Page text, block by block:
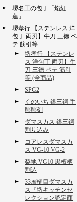
堺名工の包丁「焔紅
蓮」
堺孝行 【ステンレス 洋
包丁 両刃】牛刀 三徳 ペ
テ 筋引等
堺孝行 【ステンレ
ス 洋包丁 両刃】牛
刀 三徳 ペテ 筋引
等 (全商品)
SPG2
くのいち 銀三鋼 手
彫彫刻
ダマスカス 銀三鋼
割り込み
コアレスダマスカ
ス VG-10 VG-2
梨地 VG10 黒檀柄
割込
33層槌目ダマスカ
ス『堺キッチンセ
レクション認定商